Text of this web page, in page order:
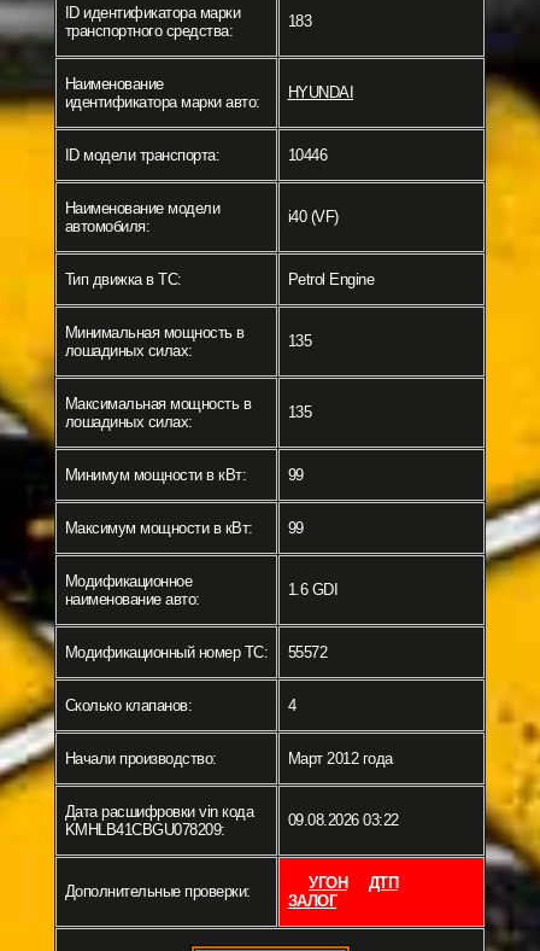
ID идентификатора марки
транспортного средства:
183
Наименование
идентификатора марки авто:
HYUNDAI
ID модели транспорта: 10446
Наименование модели
автомобиля:
i40 (VF)
Тип движка в ТС: Petrol Engine
Минимальная мощность в
лошадиных силах:
135
Максимальная мощность в
лошадиных силах:
135
Минимум мощности в кВт: 99
Максимум мощности в кВт: 99
Модификационное
наименование авто:
1.6 GDI
Модификационный номер ТС: 55572
Сколько клапанов: 4
Начали производство: Март 2012 года
Дата расшифровки vin кода
KMHLB41CBGU078209:
09.08.2026 03:22
Дополнительные проверки: УГОН
ДТП
ЗАЛОГ